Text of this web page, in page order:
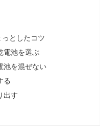
としたコツ
電池を選ぶ
池を混ぜない
る
出す